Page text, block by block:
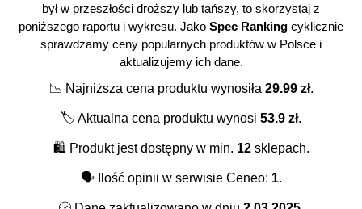
był w przeszłości droższy lub tańszy, to skorzystaj z
poniższego raportu i wykresu. Jako Spec Ranking cyklicznie
sprawdzamy ceny popularnych produktów w Polsce i
aktualizujemy ich dane.
📉 Najniższa cena produktu wynosiła 29.99zł.
🏷️ Aktualna cena produktu wynosi 53.9 zł.
🛍️ Produkt jest dostępny w min. 12sklepach.
🗣️Ilość opinii w serwisie Ceneo: 1.